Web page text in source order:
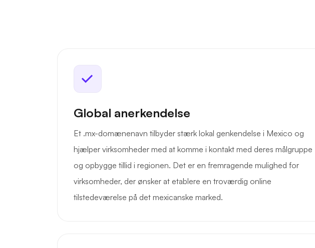
Global anerkendelse
Et .mx-domænenavn tilbyder stærk lokal genkendelse i Mexico og
hjælper virksomheder med at komme i kontakt med deres målgruppe
og opbygge tillid i regionen. Det er en fremragende mulighed for
virksomheder, der ønsker at etablere en troværdig online
tilstedeværelse på det mexicanske marked.